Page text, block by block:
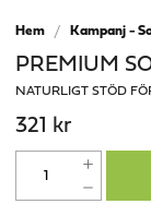
Hem Kampanj -
PREMIUM
NATURLIGT STÖD
321 kr